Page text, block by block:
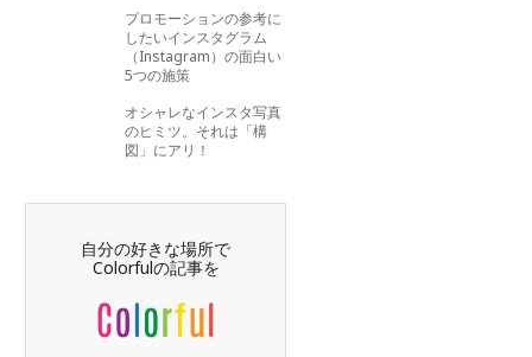
プロモーションの参考に
したいインスタグラム
（Instagram）の面白い
5つの施策
オシャレなインスタ写真
のヒミツ。それは「構
図」にアリ！
自分の好きな場所で
Colorfulの記事を